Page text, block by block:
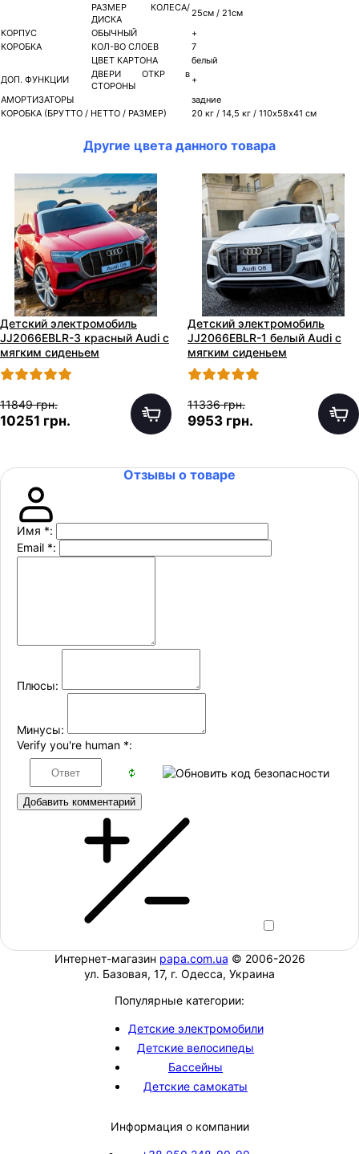
РАЗМЕР КОЛЕСА/
ДИСКА
25см / 21см
КОРПУС
ОБЫЧНЫЙ
+
КОРОБКА
КОЛ-ВО СЛОЕВ
7
ЦВЕТ КАРТОНА
белый
ДОП. ФУНКЦИИ
ДВЕРИ ОТКР в
СТОРОНЫ
+
АМОРТИЗАТОРЫ
задние
КОРОБКА (БРУТТО / НЕТТО / РАЗМЕР)
20 кг / 14,5 кг / 110х58х41 см
Другие цвета данного товара
Детский электромобиль
JJ2066EBLR-3 красный Audi с
мягким сиденьем
11849 грн.
10251 грн.
Детский электромобиль
JJ2066EBLR-1 белый Audi с
мягким сиденьем
11336 грн.
9953 грн.
Отзывы о товаре
Имя *:
Email *:
Плюсы:
Минусы:
Verify you're human *:
Добавить комментарий
Интернет-магазин papa.com.ua © 2006-2026
ул. Базовая, 17, г. Одесса, Украина
Популярные категории:
Детские электромобили
Детские велосипеды
Бассейны
Детские самокаты
Информация о компании